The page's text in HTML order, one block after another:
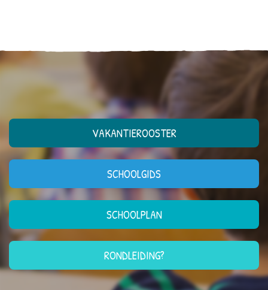
VAKANTIEROOSTER
SCHOOLGIDS
SCHOOLPLAN
RONDLEIDING?